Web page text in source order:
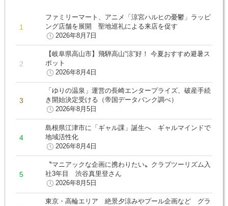
ファミリーマート、アニメ「涼宮ハルヒの憂鬱」ラッピ
ング店舗を展開 聖地巡礼による来店を促す
2026年8月7日
【岐阜県高山市】飛騨高山“涼”好！ 今夏おすすめ避暑ス
ポット
2026年8月4日
「ゆりの温泉」運営の長崎エンタープライズ、破産手続
き開始決定受ける（帝国データバンク調べ）
2026年8月5日
島根県江津市に「ギャル課」誕生へ ギャルマインドで
地域活性化
2026年8月4日
〝マニアックな企画に携わりたい〟クラブツーリズム入
社3年目 渋谷真里登さん
2026年8月5日
東京・高輪エリア 絶景夕涼みやプール企画など グラ